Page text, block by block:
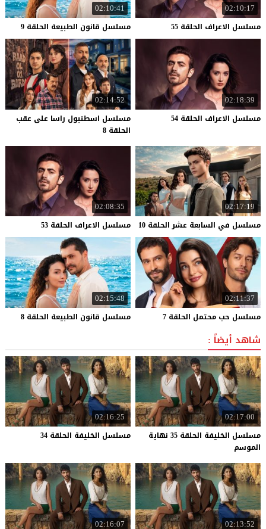
02:10:17
مسلسل الاعراف الحلقة 55
02:10:41
مسلسل قانون الطبيعة الحلقة 9
02:18:39
مسلسل الاعراف الحلقة 54
02:14:52
مسلسل اسطنبول راسا على عقب
الحلقة 8
02:17:19
مسلسل في السابعة عشر الحلقة 10
02:08:35
مسلسل الاعراف الحلقة 53
02:11:37
مسلسل حب محتمل الحلقة 7
02:15:48
مسلسل قانون الطبيعة الحلقة 8
شاهد أيضاً :
02:17:00
مسلسل الخليفة الحلقة 35 نهاية
الموسم
02:16:25
مسلسل الخليفة الحلقة 34
02:13:52
02:16:07